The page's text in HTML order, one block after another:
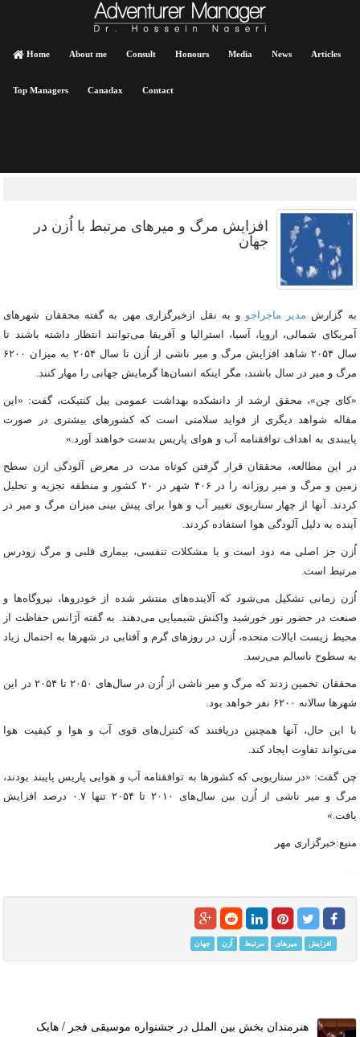
Home About me Consult Honours Media News Articles
Top Managers Canadax Contact
افزایش مرگ و میرهای مرتبط با اُزن در
جهان
به گزارش مدیر ماجراجو و به نقل ازخبرگزاری مهر, به گفته محققان شهرهای
آمریکای شمالی، اروپا، آسیا، استرالیا و آفریقا می‌توانند انتظار داشته باشند تا
سال ۲۰۵۴ شاهد افزایش مرگ و
میر ناشی از اُزن تا سال ۲۰۵۴ به میزا
ن ۶۲۰۰
مرگ و میر در سال باشند، مگر اینکه انسان‌ها گرمایش جهانی را مهار کنند.
«کای چن»، محقق ارشد از دانشکده بهداشت عمومی ییل کنتیکت، گفت: «این
مقاله شواهد دیگری از فواید سلامتی است که کشورهای بیشتری در صورت
پایبندی به اهداف توافقنامه آب و هوای پاریس بدست خواهند آورد.»
در این مطالعه، محققان قرار گرفتن کوتاه مدت در معرض آلودگی ازن سطح
زمین و مرگ و میر
روزانه را در ۴۰۶ شهر در ۲۰ کشور و منطقه تجزیه و تحلیل
کردند. آنها از چهار سناریوی تغییر آب و هوا برای پیش بینی میزان مرگ و میر
در
آینده به دلیل آلودگی هوا استفاده کردند.
اُزن جز اصلی مه دود است و با مشکلات تنفسی، بیماری قلبی و مرگ زودرس
مرتبط است.
اُزن زمانی تشکیل می‌شود که آلاینده‌های منتشر شده از خودروها، نیروگاه‌ها و
صنعت در حضور نور خورشید واکنش شیمیایی می‌دهند. به گفته آژانس حفاظت از
محیط زیست ایالات متحده،
اُزن در روزهای گرم و آفتابی در شهرها به احتمال زیاد
به سطوح ناسالم می‌رسد.
محققان تخمین زدند که مرگ و میر ناشی از اُزن
در سال‌های ۲۰۵۰ تا ۲۰۵۴ در این
شهرها سالانه ۶۲۰۰ نفر خواهد بود.
با این حال، آنها همچنین دریافتند که کنترل‌های قوی آب و هوا و کیفیت هوا
می‌تواند تفاوت ایجاد کند.
چن گفت: «در سناریویی که کشورها به توافقنامه آب و هوایی پاریس پایبند بودند،
مرگ و میر ناشی از اُزن
بین سال‌های ۲۰۱۰ تا ۲۰۵۴ تنها ۰.۷ درصد افزایش
یافت.»
منیع:خبرگزاری مهر
افزایش میرهای مرتبط اُزن جهان
هنرمندان بخش بین الملل در جشنواره موسیقی فجر / هایک